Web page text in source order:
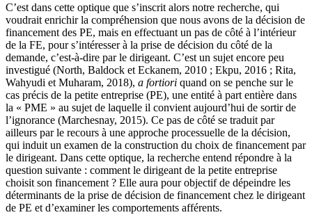
C’est dans cette optique que s’inscrit alors notre recherche, qui
voudrait enrichir la compréhension que nous avons de la décision de
financement des PE, mais en effectuant un pas de côté à l’intérieur
de la FE, pour s’intéresser à la prise de décision du côté de la
demande, c’est-à-dire par le dirigeant. C’est un sujet encore peu
investigué (North, Baldock et Eckanem, 2010 ; Ekpu, 2016 ; Rita,
Wahyudi et Muharam, 2018), a fortiori quand on se penche sur le
cas précis de la petite entreprise (PE), une entité à part entière dans
la « PME » au sujet de laquelle il convient aujourd’hui de sortir de
l’ignorance (Marchesnay, 2015). Ce pas de côté se traduit par
ailleurs par le recours à une approche processuelle de la décision,
qui induit un examen de la construction du choix de financement par
le dirigeant. Dans cette optique, la recherche entend répondre à la
question suivante : comment le dirigeant de la petite entreprise
choisit son financement ? Elle aura pour objectif de dépeindre les
déterminants de la prise de décision de financement chez le dirigeant
de PE et d’examiner les comportements afférents.